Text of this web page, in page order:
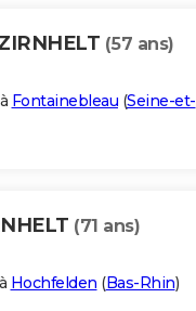
(57 ans)
Fontainebleau (Seine-et-
(71 ans)
Hochfelden (Bas-Rhin)